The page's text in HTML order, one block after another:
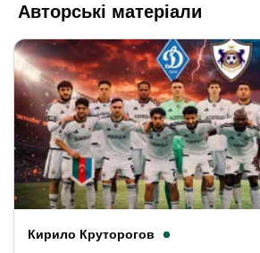
Авторські матеріали
Кирило Круторогов